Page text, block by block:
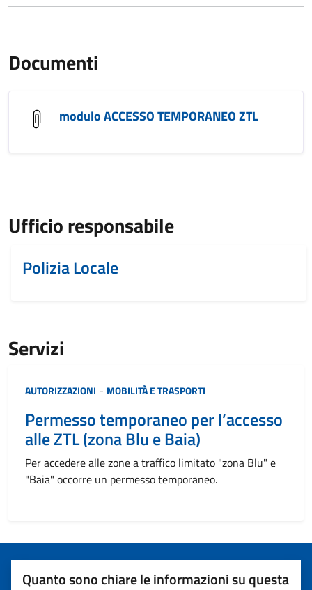
Documenti
modulo ACCESSO TEMPORANEO ZTL
Ufficio responsabile
Polizia Locale
Servizi
Categoria:
AUTORIZZAZIONI - MOBILITÀ E TRASPORTI
Permesso temporaneo per l’accesso
alle ZTL (zona Blu e Baia)
Per accedere alle zone a traffico limitato "zona Blu" e
"Baia" occorre un permesso temporaneo.
Quanto sono chiare le informazioni su questa